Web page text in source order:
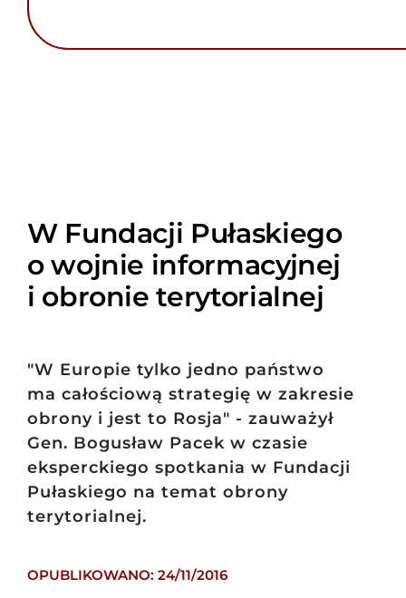
W Fundacji Pułaskiego
o wojnie informacyjnej
i obronie terytorialnej
"W Europie tylko jedno państwo
ma całościową strategię w zakresie
obrony i jest to Rosja" - zauważył
Gen. Bogusław Pacek w czasie
eksperckiego spotkania w Fundacji
Pułaskiego na temat obrony
terytorialnej.
OPUBLIKOWANO: 24/11/2016